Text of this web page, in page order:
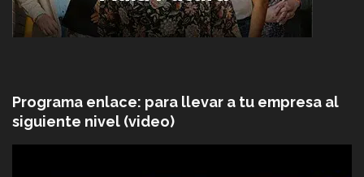
Programa enlace: para llevar a tu empresa al
siguiente nivel (video)